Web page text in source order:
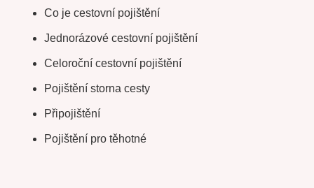
Co je cestovní pojištění
Jednorázové cestovní pojištění
Celoroční cestovní pojištění
Pojištění storna cesty
Připojištění
Pojištění pro těhotné